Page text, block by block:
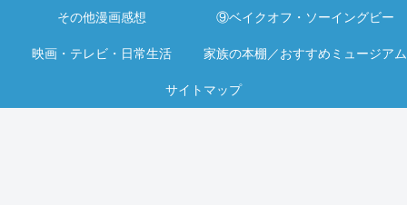
その他漫画感想 ⑨ベイクオフ・ソーイングビー
映画・テレビ・日常生活 家族の本棚／おすすめミュージアム
サイトマップ